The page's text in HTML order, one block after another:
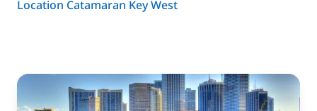
Location Catamaran Key West